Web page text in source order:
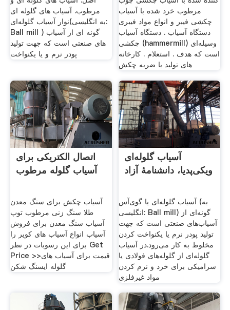
مرطوب. آسیاب های گلوله ای
نوار آسیاب گلوله‌ای(به انگلیسی:
Ball mill ) گونه ای از آسیاب
های صنعتی است که جهت تولید
پودر نرم و یا یکنواخت
مرطوب خرد شده با آسیاب
چکشی فیبر و انواع مواد فیبری
دستگاه آسیاب . دستگاه آسیاب
چکشی (hammermill) وسیله‌ای
است که هدف . استعلام . کارخانه
های تولید یا ضربه چکش
اتصال الکتریکی برای
آسیاب گلوله مرطوب
آسیاب چکش برای سنگ معدن
طلا سنگ زنی مرطوب توپ
آسیاب سنگ معدن برای فروش
آسیاب انواع آسیاب های کویر را
برای این رسوبات در نظر Get
Price >>قیمت برای آسیاب های
گلوله ایسنگ شکن
آسیاب گلوله‌ای
ویکی‌پدیا، دانشنامهٔ آزاد
آسیاب گلوله‌ای یا گوی‌آس (به
انگلیسی: Ball mill) گونه‌ای از
آسیاب‌های صنعتی است که جهت
تولید پودر نرم یا یکنواخت کردن
مخلوط به کار می‌رود.در آسیاب
گلوله‌ای از گلوله‌های فولادی یا
سرامیکی برای خرد و نرم کردن
مواد غیرفلزی